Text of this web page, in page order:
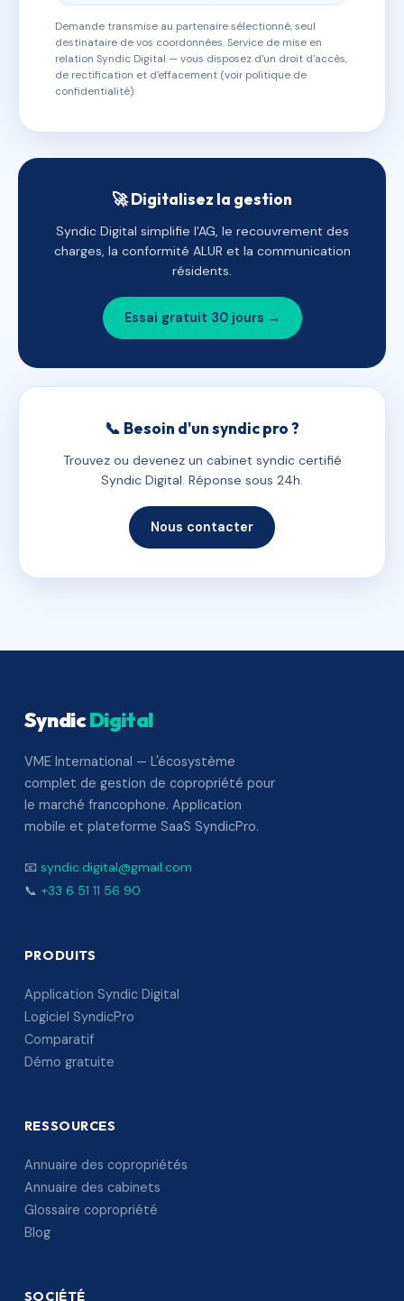
Demande transmise au partenaire sélectionné, seul
destinataire de vos coordonnées. Service de mise en
relation Syndic Digital — vous disposez d'un droit d'accès,
de rectification et d'effacement (voir politique de
confidentialité).
🚀 Digitalisez la gestion
Syndic Digital simplifie l'AG, le recouvrement des
charges, la conformité ALUR et la communication
résidents.
Essai gratuit 30 jours →
📞 Besoin d'un syndic pro ?
Trouvez ou devenez un cabinet syndic certifié
Syndic Digital. Réponse sous 24h.
Nous contacter
SyndicDigital
VME International — L'écosystème
complet de gestion de copropriété pour
le marché francophone. Application
mobile et plateforme SaaS SyndicPro.
📧 syndic.digital@gmail.com
📞 +33 6 51 11 56 90
PRODUITS
Application Syndic Digital
Logiciel SyndicPro
Comparatif
Démo gratuite
RESSOURCES
Annuaire des copropriétés
Annuaire des cabinets
Glossaire copropriété
Blog
SOCIÉTÉ